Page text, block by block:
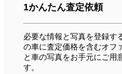
1かんたん査定依頼
必要な情報と写真を登録す
の車に査定価格を含むオフ
と車の写真をお手元にご用
す。